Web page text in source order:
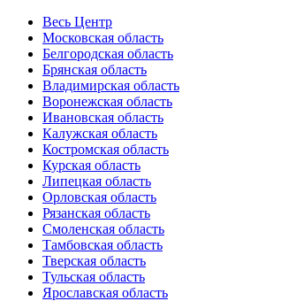
Весь Центр
Московская область
Белгородская область
Брянская область
Владимирская область
Воронежская область
Ивановская область
Калужская область
Костромская область
Курская область
Липецкая область
Орловская область
Рязанская область
Смоленская область
Тамбовская область
Тверская область
Тульская область
Ярославская область